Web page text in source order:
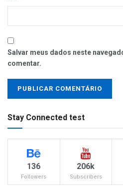
Salvar meus dados neste
comentar.
Stay Connected test
136
Followers
206k
Subscribers